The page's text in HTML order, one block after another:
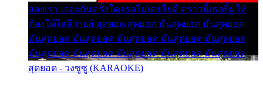
สองเรา เจอะกันครั้งใด เธอไม่เคยไยดี คราวนี้เธอยิ้มให้
ต้องให้ใส่ลีวายส์ สุดยอด สุดยอด มันสุดยอด มันสุดยอด
มันสุดยอด มันสุดยอด มันสุดยอด มันสุดยอด มันสุดยอด
มันสุดยอด มันสุดยอด มันสุดยอด มันสุดยอด มันสุดยอด
สุดยอด - วงซูซู (KARAOKE)